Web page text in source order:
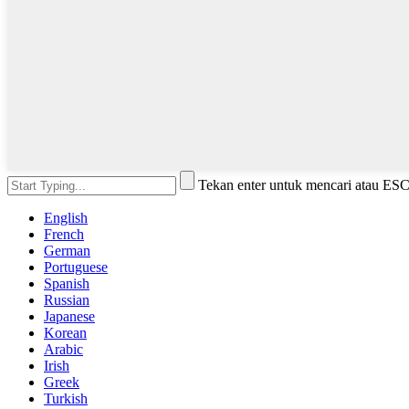
Tekan enter untuk mencari atau
English
French
German
Portuguese
Spanish
Russian
Japanese
Korean
Arabic
Irish
Greek
Turkish